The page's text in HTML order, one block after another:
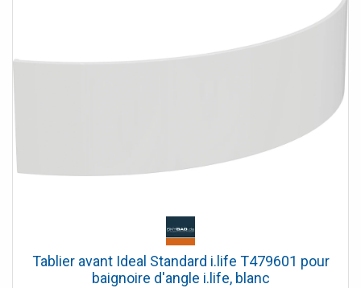
Tablier avant Ideal Standard i.life T479601 pour
baignoire d'angle i.life, blanc